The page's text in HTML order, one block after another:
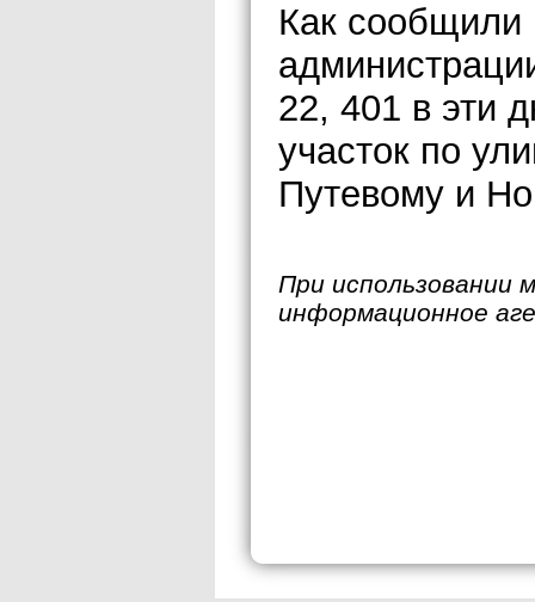
Как
22, 401 в эти
участок по
Путевому и
При использовании
информационное